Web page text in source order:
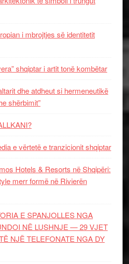
i mbrojtjes së identitetit
shqiptar i artit tonë kombëtar
dhe atdheut si hermeneutikë
shërbimit”
e vërtetë e tranzicionit shqiptar
Hotels & Resorts në Shqipëri:
merr formë në Rivierën
E SPANJOLLES NGA
NË LUSHNJE — 29 VJET
NJË TELEFONATE NGA DY